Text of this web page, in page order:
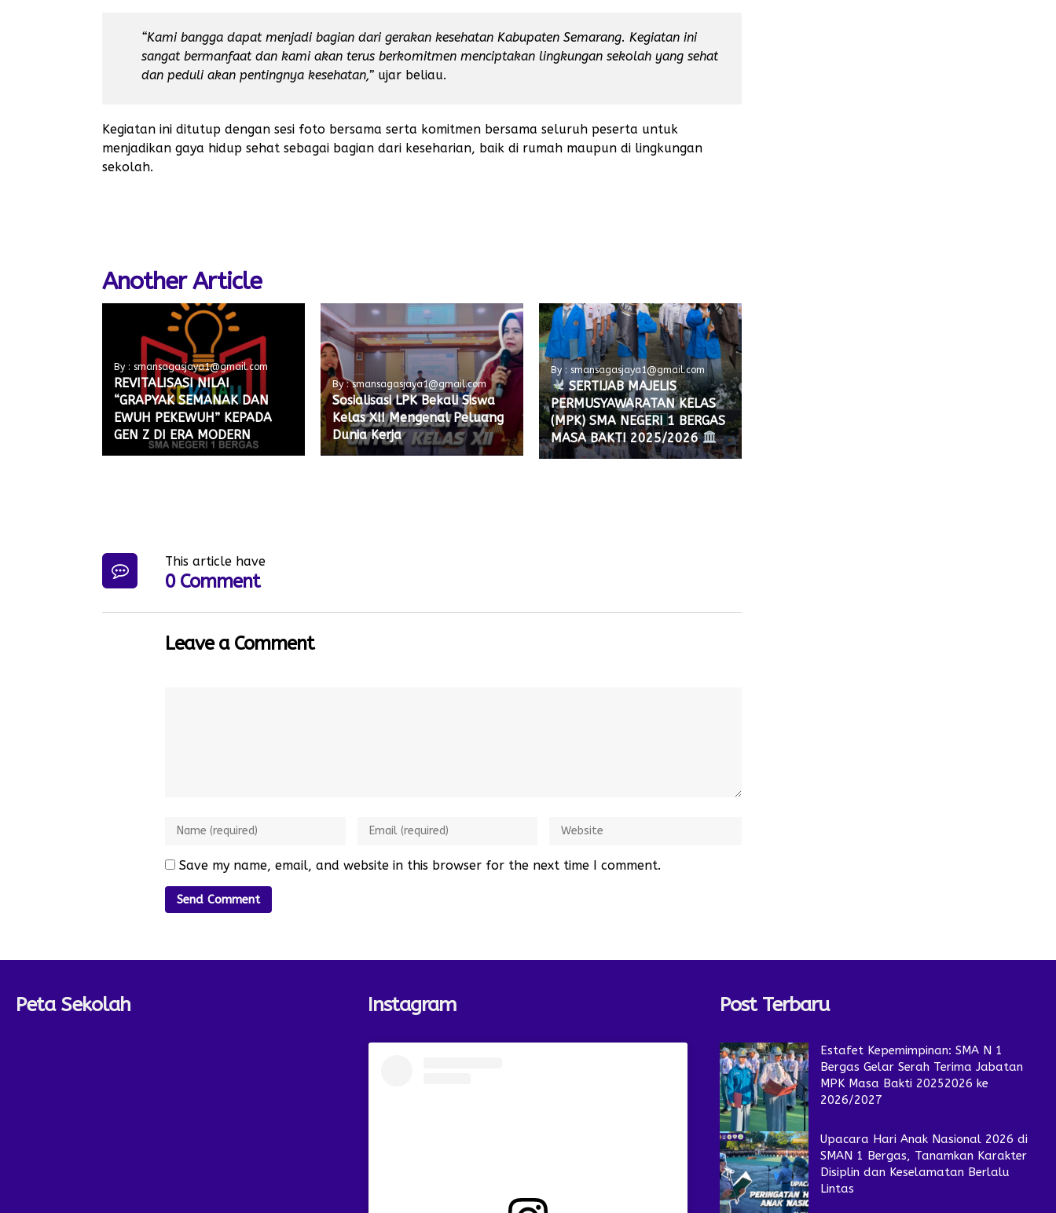
“Kami bangga dapat menjadi bagian dari gerakan kesehatan Kabupaten Semarang. Kegiatan ini
sangat bermanfaat dan kami akan terus berkomitmen menciptakan lingkungan sekolah yang sehat
dan peduli akan pentingnya kesehatan,” ujar beliau.
Kegiatan ini ditutup dengan sesi foto bersama serta komitmen bersama seluruh peserta untuk
menjadikan gaya hidup sehat sebagai bagian dari keseharian, baik di rumah maupun di lingkungan
sekolah.
Another Article
By : smansagasjaya1@gmail.com
REVITALISASI NILAI
“GRAPYAK SEMANAK DAN
EWUH PEKEWUH” KEPADA
GEN Z DI ERA MODERN
By : smansagasjaya1@gmail.com
Sosialisasi LPK Bekali Siswa
Kelas XII Mengenal Peluang
Dunia Kerja
By : smansagasjaya1@gmail.com
SERTIJAB MAJELIS
PERMUSYAWARATAN KELAS
(MPK) SMA NEGERI 1 BERGAS
MASA BAKTI 2025/2026
This article have
0 Comment
Leave a Comment
Save my name, email, and website in this browser for the next time I comment.
Peta Sekolah Instagram Post Terbaru
Estafet Kepemimpinan: SMA N 1
Bergas Gelar Serah Terima Jabatan
MPK Masa Bakti 20252026 ke
2026/2027
Upacara Hari Anak Nasional 2026 di
SMAN 1 Bergas, Tanamkan Karakter
Disiplin dan Keselamatan Berlalu
Lintas